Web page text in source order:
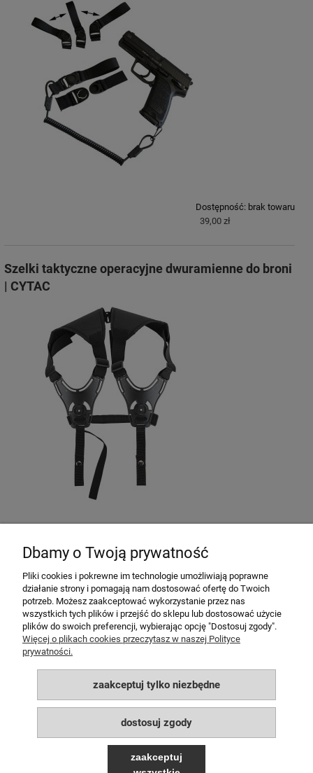
Dostępność: brak towaru
39,00 zł
Szelki taktyczne operacyjne dwuramienne do broni
| CYTAC
MOJE KONTO
POMOC
PŁATNOŚCI I DOSTAWA
INFORMACJE
O NAS
Dbamy o Twoją prywatność
Pliki cookies i pokrewne im technologie umożliwiają poprawne
działanie strony i pomagają nam dostosować ofertę do Twoich
potrzeb. Możesz zaakceptować wykorzystanie przez nas
wszystkich tych plików i przejść do sklepu lub dostosować użycie
plików do swoich preferencji, wybierając opcję "Dostosuj zgody".
Więcej o plikach cookies przeczytasz w naszej Polityce
prywatności.
zaakceptuj tylko niezbędne
dostosuj zgody
zaakceptuj